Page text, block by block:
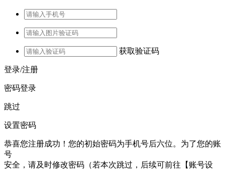
获取验证码
登录/注册
密码登录
跳过
设置密码
恭喜您注册成功！您的初始密码为手机号后六位。为了您的账
号
安全，请及时修改密码（若本次跳过，后续可前往【账号设